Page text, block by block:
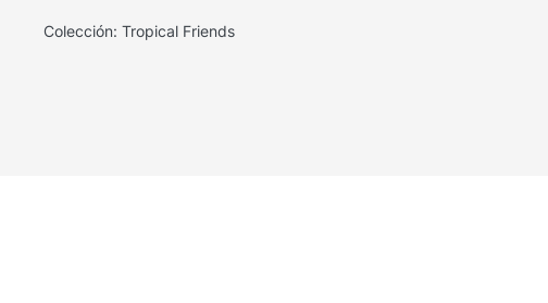
Colección: Tropical Friends